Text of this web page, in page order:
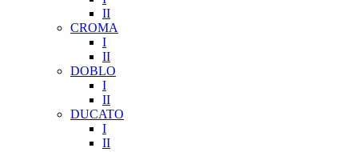
II
CROMA
I
II
DOBLO
I
II
DUCATO
I
II